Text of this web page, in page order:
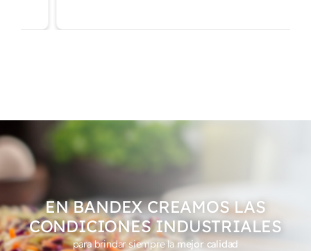
EN BANDEX CREAMOS LAS
CONDICIONES INDUSTRIALES
para brindar siempre la mejor calidad